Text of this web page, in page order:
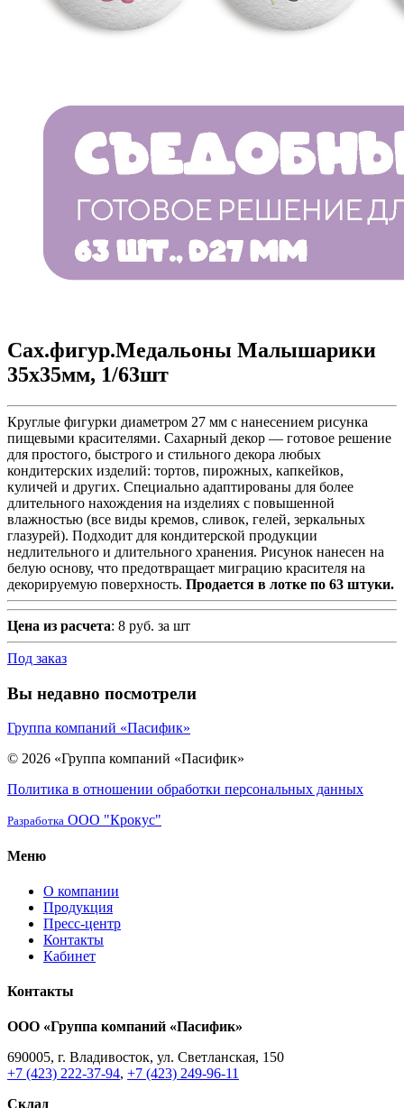
Сах.фигур.Медальоны Малышарики
35х35мм, 1/63шт
Круглые фигурки диаметром 27 мм с нанесением рисунка
пищевыми красителями. Сахарный декор — готовое решение
для простого, быстрого и стильного декора любых
кондитерских изделий: тортов, пирожных, капкейков,
куличей и других. Специально адаптированы для более
длительного нахождения на изделиях с повышенной
влажностью (все виды кремов, сливок, гелей, зеркальных
глазурей). Подходит для кондитерской продукции
недлительного и длительного хранения. Рисунок нанесен на
белую основу, что предотвращает миграцию красителя на
декорируемую поверхность. Продается в лотке по 63 штуки.
Цена из расчета: 8 руб. за шт
Под заказ
Вы недавно посмотрели
Группа компаний «Пасифик»
© 2026 «Группа компаний «Пасифик»
Политика в отношении обработки персональных данных
Разработка ООО "Крокус"
Меню
О компании
Продукция
Пресс-центр
Контакты
Кабинет
Контакты
ООО «Группа компаний «Пасифик»
690005, г. Владивосток, ул. Светланская, 150
+7 (423) 222-37-94, +7 (423) 249-96-11
Склад